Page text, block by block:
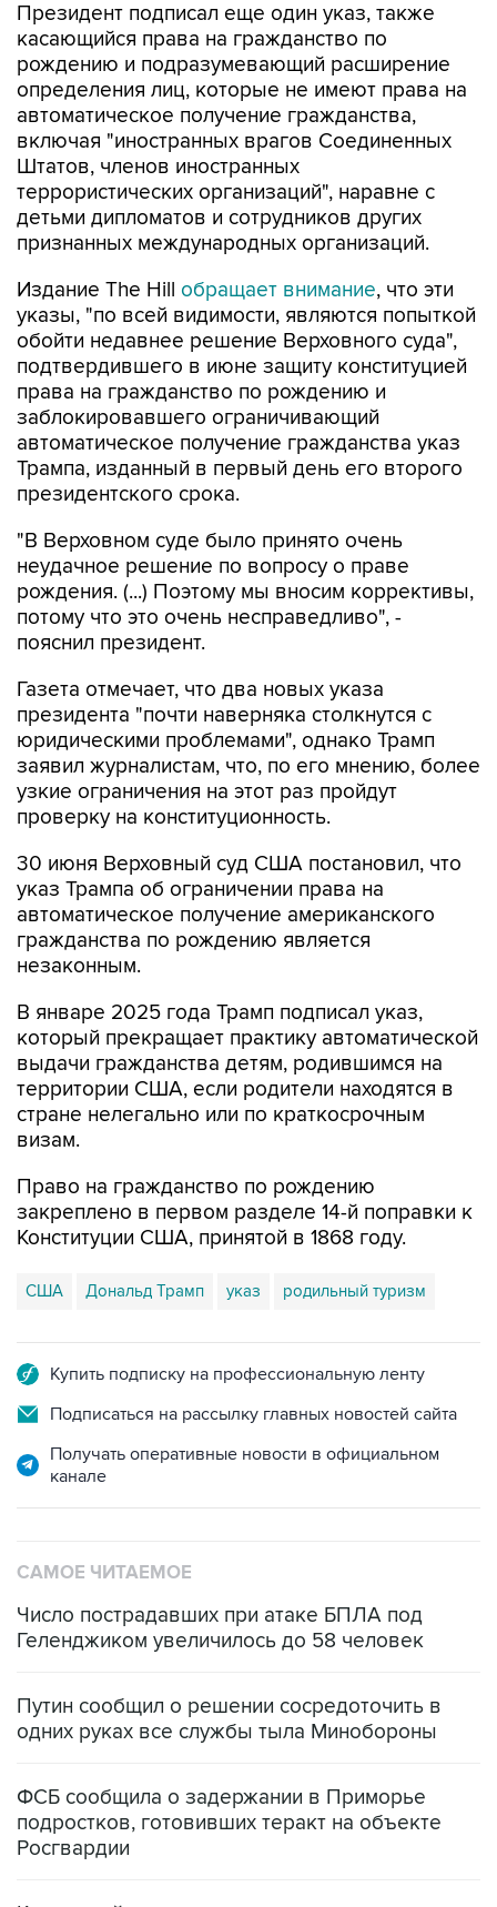
Президент подписал еще один указ, также
касающийся права на гражданство по
рождению и подразумевающий расширение
определения лиц, которые не имеют права на
автоматическое получение гражданства,
включая "иностранных врагов Соединенных
Штатов, членов иностранных
террористических организаций", наравне с
детьми дипломатов и сотрудников других
признанных международных организаций.
Издание The Hill обращает внимание, что эти
указы, "по всей видимости, являются попыткой
обойти недавнее решение Верховного суда",
подтвердившего в июне защиту конституцией
права на гражданство по рождению и
заблокировавшего ограничивающий
автоматическое получение гражданства указ
Трампа, изданный в первый день его второго
президентского срока.
"В Верховном суде было принято очень
неудачное решение по вопросу о праве
рождения. (...) Поэтому мы вносим коррективы,
потому что это очень несправедливо", -
пояснил президент.
Газета отмечает, что два новых указа
президента "почти наверняка столкнутся с
юридическими проблемами", однако Трамп
заявил журналистам, что, по его мнению, более
узкие ограничения на этот раз пройдут
проверку на конституционность.
30 июня Верховный суд США постановил, что
указ Трампа об ограничении права на
автоматическое получение американского
гражданства по рождению является
незаконным.
В январе 2025 года Трамп подписал указ,
который прекращает практику автоматической
выдачи гражданства детям, родившимся на
территории США, если родители находятся в
стране нелегально или по краткосрочным
визам.
Право на гражданство по рождению
закреплено в первом разделе 14-й поправки к
Конституции США, принятой в 1868 году.
США Дональд Трамп указ родильный туризм
Купить подписку на профессиональную ленту
Подписаться на рассылку главных новостей сайта
Получать оперативные новости в официальном
канале
САМОЕ ЧИТАЕМОЕ
Число пострадавших при атаке БПЛА под
Геленджиком увеличилось до 58 человек
Путин сообщил о решении сосредоточить в
одних руках все службы тыла Минобороны
ФСБ сообщила о задержании в Приморье
подростков, готовивших теракт на объекте
Росгвардии